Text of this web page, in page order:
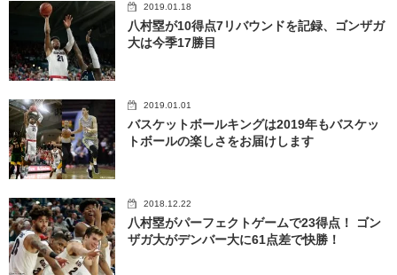
2019.01.18
八村塁が10得点7リバウンドを記録、ゴンザガ
大は今季17勝目
2019.01.01
バスケットボールキングは2019年もバスケッ
トボールの楽しさをお届けします
2018.12.22
八村塁がパーフェクトゲームで23得点！ ゴン
ザガ大がデンバー大に61点差で快勝！